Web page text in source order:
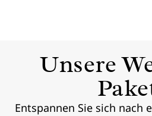
Unsere
Entspannen Sie sich nach